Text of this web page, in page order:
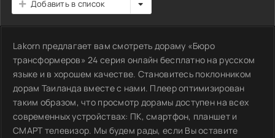
Добавить в список
Lakorn предлагает вам смотреть дораму «Бюро
трансформеров» 24 серия онлайн бесплатно на русском
языке и в хорошем качестве. Становитесь поклонником
дорам Таиланда вместе с нами. Плеер оптимизирован
таким образом, что просмотр дорамы доступен на всех
современных устройствах: ПК, смартфон, планшет и
СМАРТ телевизор. Мы будем рады, если Вы оставите